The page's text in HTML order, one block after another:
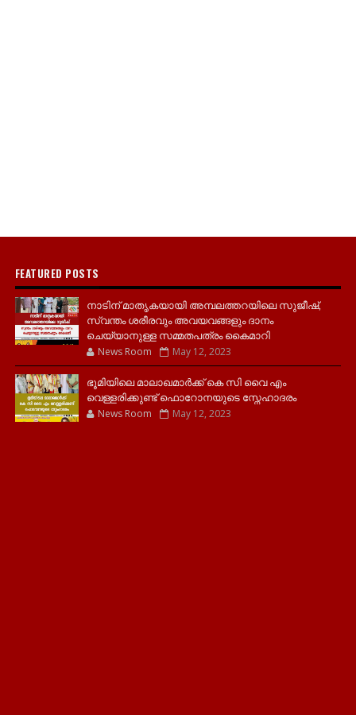
FEATURED POSTS
നാടിന് മാതൃകയായി അമ്പലത്തറയിലെ സുജീഷ്,
സ്വന്തം ശരീരവും അവയവങ്ങളും ദാനം
ചെയ്യാനുള്ള സമ്മതപത്രം കൈമാറി
News Room May 12, 2023
ഭൂമിയിലെ മാലാഖമാർക്ക് കെ സി വൈ എം
വെള്ളരിക്കുണ്ട് ഫൊറോനയുടെ സ്നേഹാദരം
News Room May 12, 2023